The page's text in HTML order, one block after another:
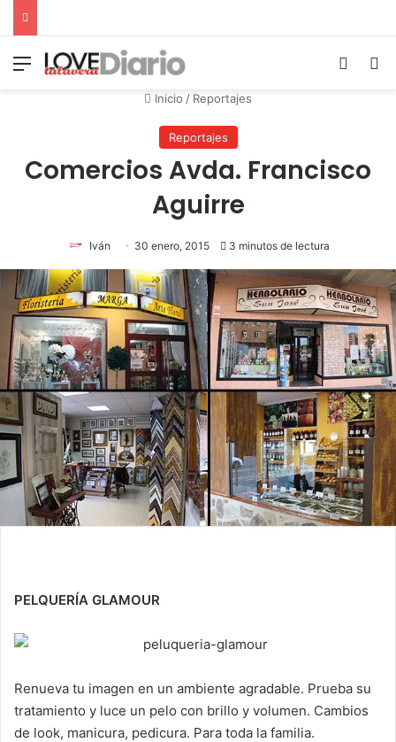
Menú
Inicio / Reportajes
Reportajes
Comercios Avda. Francisco
Aguirre
Iván 30 enero, 2015 3 minutos de lectura
PELQUERÍA GLAMOUR
Renueva tu imagen en un ambiente agradable. Prueba su
tratamiento y luce un pelo con brillo y volumen. Cambios
de look, manicura, pedicura. Para toda la familia.